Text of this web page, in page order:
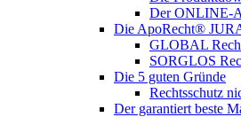
Der ONLINE-
Die ApoRecht®
GLOBAL
SORGLOS
Die 5 guten Gründe
Rechtsschutz
Der garantiert beste